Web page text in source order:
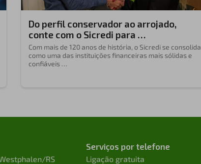
Do perfil conservador ao arrojado,
conte com o Sicredi para …
Com mais de 120 anos de história, o Sicredi se consolida
como uma das instituições financeiras mais sólidas e
confiáveis …
RS
Serviços por telefone
Ligação gratuita